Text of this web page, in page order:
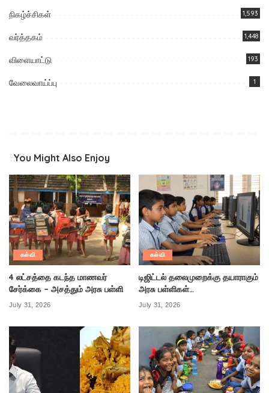
நிகழ்ச்சிகள் 1,593
வர்த்தகம் 1,448
விளையாட்டு 193
வேலைவாய்ப்பு 1
You Might Also Enjoy
கல்வி
4 லட்சத்தை கடந்த மாணவர்
சேர்க்கை – அசத்தும் அரசு பள்ளி
July 31, 2026
கல்வி
டிஜிட்டல் தலைமுறைக்கு தயாராகும்
அரசு பள்ளிகள்…
July 31, 2026